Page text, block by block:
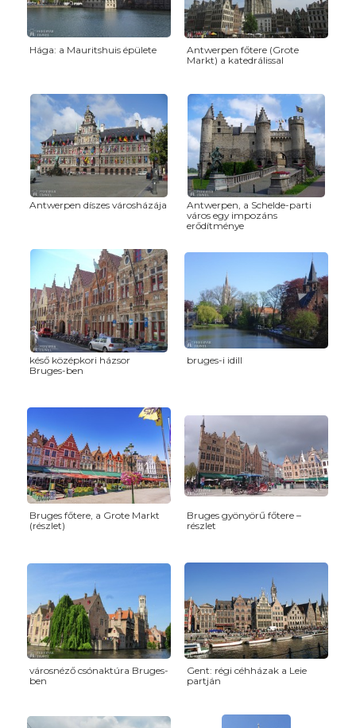
Hága: a Mauritshuis épülete
Antwerpen főtere (Grote
Markt) a katedrálissal
Antwerpen díszes városházája
Antwerpen, a Schelde-parti
város egy impozáns
erődítménye
késő középkori házsor
Bruges-ben
bruges-i idill
Bruges főtere, a Grote Markt
(részlet)
Bruges gyönyörű főtere –
részlet
városnéző csónaktúra Bruges-
ben
Gent: régi céhházak a Leie
partján